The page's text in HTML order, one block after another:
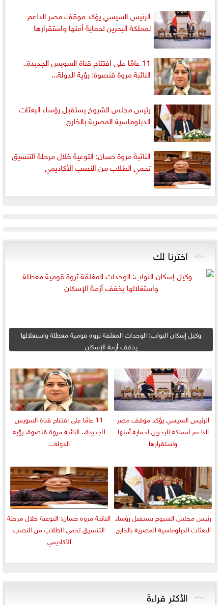
الرئيس السيسي يؤكد موقف مصر الداعم
لمملكة البحرين لحماية أمنها واستقرارها
11 عامًا على افتتاح قناة السويس الجديدة..
النائبة مروة قنصوة: رؤية الدولة...
رئيس مجلس الشيوخ يستقبل رؤساء البعثات
الدبلوماسية المصرية بالخارج
النائبة مروة حسان: التوعية خلال مرحلة التنسيق
تحمي الطلاب من النصب الأكاديمي
اخترنا لك
وكيل إسكان النواب: الوحدات المغلقة ثروة قومية معطلة واستغلالها
يخفف أزمة الإسكان
الرئيس السيسي يؤكد موقف مصر
الداعم لمملكة البحرين لحماية أمنها
واستقرارها
11 عامًا على افتتاح قناة السويس
الجديدة.. النائبة مروة قنصوة: رؤية
الدولة...
رئيس مجلس الشيوخ يستقبل رؤساء
البعثات الدبلوماسية المصرية بالخارج
النائبة مروة حسان: التوعية خلال مرحلة
التنسيق تحمي الطلاب من النصب
الأكاديمي
الأكثر قراءةً